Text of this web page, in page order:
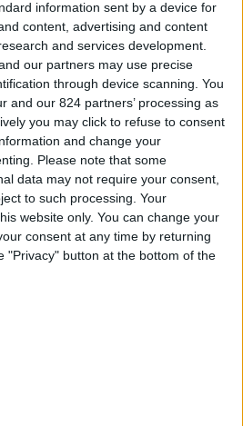
information sent by a device for
content, advertising and content
and services development.
our partners may use precise
through device scanning. You
and our 824 partners’ processing as
you may click to refuse to consent
and change your
Please note that some
data may not require your consent,
to such processing. Your
website only. You can change your
consent at any time by returning
"Privacy" button at the bottom of the
alla condivisione di
utili per tutti quelli
di trasferirsi all’estero,
daccapo
degli italiani all’estero e
dalle loro storie.
laRicerca di
all’estero .
all’estero